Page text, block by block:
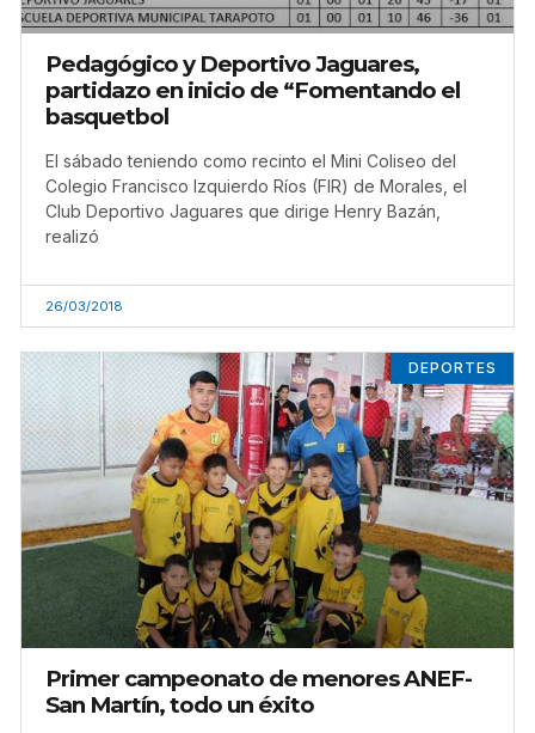
Pedagógico y Deportivo Jaguares,
partidazo en inicio de “Fomentando el
basquetbol
El sábado teniendo como recinto el Mini Coliseo del
Colegio Francisco Izquierdo Ríos (FIR) de Morales, el
Club Deportivo Jaguares que dirige Henry Bazán,
realizó
26/03/2018
DEPORTES
Primer campeonato de menores ANEF-
San Martín, todo un éxito